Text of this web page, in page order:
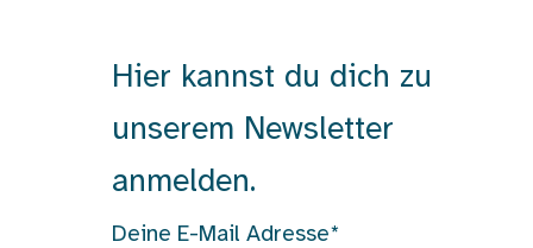
Hier kannst du dich zu
unserem Newsletter
anmelden.
Deine E-Mail Adresse*